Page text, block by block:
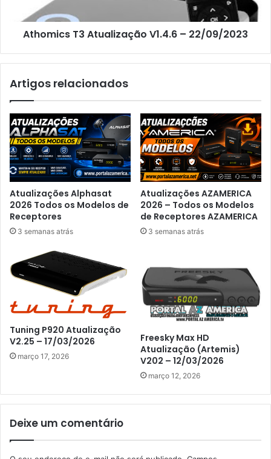
Athomics T3 Atualização V1.4.6 – 22/09/2023
Artigos relacionados
Atualizações Alphasat
2026 Todos os Modelos de
Receptores
3 semanas atrás
Atualizações AZAMERICA
2026 – Todos os Modelos
de Receptores AZAMERICA
3 semanas atrás
Tuning P920 Atualização
V2.25 – 17/03/2026
março 17, 2026
Freesky Max HD
Atualização (Artemis)
V202 – 12/03/2026
março 12, 2026
Deixe um comentário